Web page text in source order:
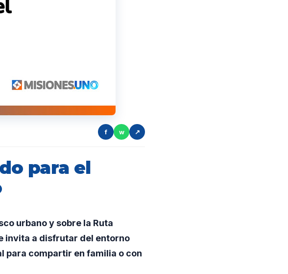
f w ↗
para el
urbano y sobre la Ruta
invita a disfrutar del entorno
para compartir en familia o con